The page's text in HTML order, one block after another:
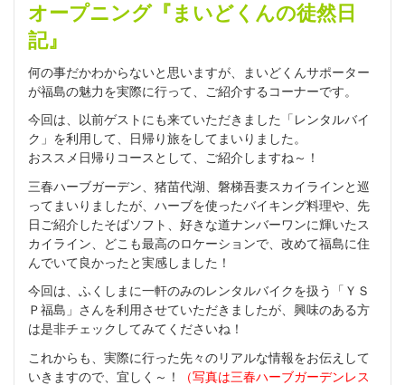
オープニング『まいどくんの徒然日
記』
何の事だかわからないと思いますが、まいどくんサポーター
が福島の魅力を実際に行って、ご紹介するコーナーです。
今回は、以前ゲストにも来ていただきました「レンタルバイ
ク」を利用して、日帰り旅をしてまいりました。
おススメ日帰りコースとして、ご紹介しますね～！
三春ハーブガーデン、猪苗代湖、磐梯吾妻スカイラインと巡
ってまいりましたが、ハーブを使ったバイキング料理や、先
日ご紹介したそばソフト、好きな道ナンバーワンに輝いたス
カイライン、どこも最高のロケーションで、改めて福島に住
んでいて良かったと実感しました！
今回は、ふくしまに一軒のみのレンタルバイクを扱う「ＹＳ
Ｐ福島」さんを利用させていただきましたが、興味のある方
は是非チェックしてみてくださいね！
これからも、実際に行った先々のリアルな情報をお伝えして
いきますので、宜しく～！
（写真は三春ハーブガーデンレス